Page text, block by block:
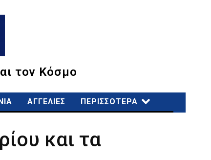
τον Κόσμο
ΑΓΓΕΛΙΕΣ ΠΕΡΙΣΣΟΤΕΡΑ
και τα